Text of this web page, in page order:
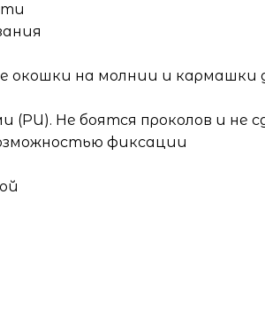
окошки на молнии и кармашки
(PU). Не боятся проколов и не
фиксации